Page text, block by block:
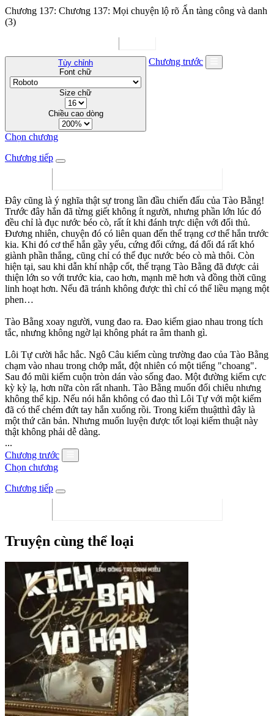
Chương 137: Chương 137: Mọi chuyện lộ rõ Ẩn tàng công và danh
(3)
Tùy chỉnh
Font chữ
Size chữ
Chiều cao dòng
Chương trước
Chọn chương
Chương tiếp
Đây cũng là ý nghĩa thật sự trong lần đầu chiến đấu của Tào Bằng!
Trước đây hắn đã từng giết không ít người, nhưng phần lớn lúc đó
đều chỉ là đục nước béo cò, rất ít khi đánh trực diện với đối thủ.
Đương nhiên, chuyện đó có liên quan đến thể trạng cơ thể hắn trước
kia. Khi đó cơ thể hắn gầy yếu, cứng đối cứng, đá đối đá rất khó
giành phần thắng, cũng chỉ có thể đục nước béo cò mà thôi. Còn
hiện tại, sau khi dẫn khí nhập cốt, thể trạng Tào Bằng đã được cải
thiện lớn so với trước kia, cao hơn, mạnh mẽ hơn và đồng thời cũng
linh hoạt hơn. Nếu đã tránh không được thì chỉ có thể liều mạng một
phen…
Tào Bằng xoay người, vung đao ra. Đao kiếm giao nhau trong tích
tắc, nhưng không ngờ lại không phát ra âm thanh gì.
Lôi Tự cười hắc hắc. Ngô Câu kiếm cùng trường đao của Tào Bằng
chạm vào nhau trong chớp mắt, đột nhiên có một tiếng "choang".
Sau đó mũi kiếm cuộn tròn dán vào sống đao. Một đường kiếm cực
kỳ kỳ lạ, hơn nữa còn rất nhanh. Tào Bằng muốn đổi chiêu nhưng
không thể kịp. Nếu nói hắn không có đao thì Lôi Tự với một kiếm
đã có thể chém đứt tay hắn xuống rồi. Trong kiếm thuậtthì đây là
một thứ căn bản. Nhưng muốn luyện được tốt loại kiếm thuật này
thật không phải dễ dàng.
...
Chương trước
Chọn chương
Chương tiếp
Truyện cùng thể loại